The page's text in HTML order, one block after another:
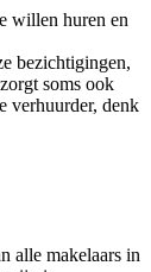
willen huren en
bezichtigingen,
soms ook
verhuurder, denk
alle makelaars in